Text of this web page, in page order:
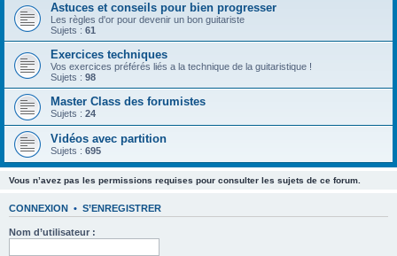
Astuces et conseils pour bien progresser
Les règles d'or pour devenir un bon guitariste
Sujets : 61
Exercices techniques
Vos exercices préférés liés a la technique de la guitaristique !
Sujets : 98
Master Class des forumistes
Sujets : 24
Vidéos avec partition
Sujets : 695
Vous n’avez pas les permissions requises pour consulter les sujets de ce forum.
CONNEXION • S’ENREGISTRER
Nom d’utilisateur :